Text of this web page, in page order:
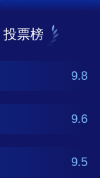
了芦
鲁
、
坊、畅
？那
购参
盆栽
一次)
投票榜
9.8
9.6
9.5